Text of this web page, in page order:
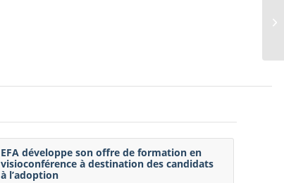
EFA développe son offre de formation en
visioconférence à destination des candidats
à l’adoption